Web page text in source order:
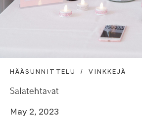
HÄÄSUNNITTELU VINKKEJÄ
Salatehtävät
May 2, 2023